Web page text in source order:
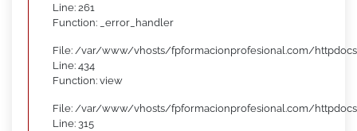
Line: 261
Function: _error_handler
File: /var/www/vhosts/fpformacionprofesional.com/
Line: 434
Function: view
File: /var/www/vhosts/fpformacionprofesional.com/
Line: 315